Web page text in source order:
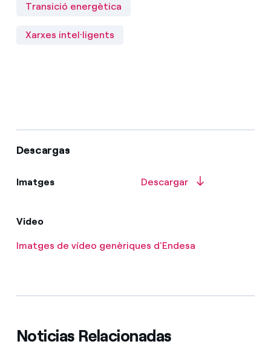
Transició energètica
Xarxes intel·ligents
Descargas
Imatges Descargar
Video
Imatges de vídeo genèriques d'Endesa
Noticias Relacionadas